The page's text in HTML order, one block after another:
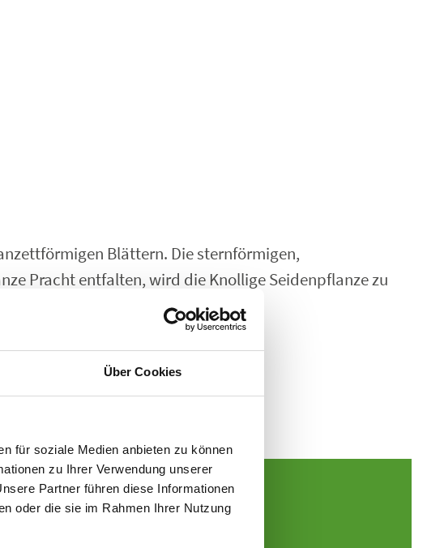
Über Cookies
für soziale Medien anbieten zu können
zu Ihrer Verwendung unserer
Partner führen diese Informationen
oder die sie im Rahmen Ihrer Nutzung
Blättern. Die sternförmigen,
Pracht entfalten, wird die Knollige Seidenpflanze zu